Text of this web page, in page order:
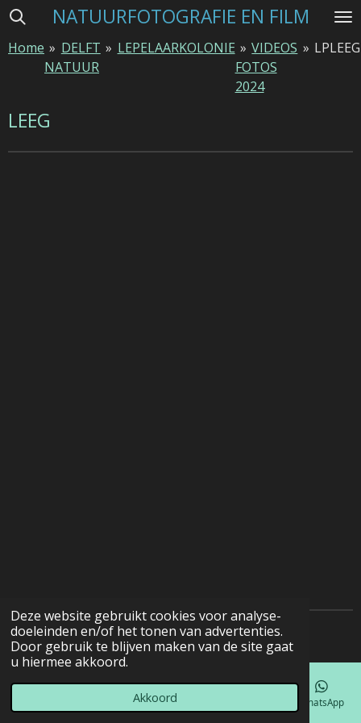
Deze website gebruikt cookies voor analyse-
doeleinden en/of het tonen van advertenties.
Door gebruik te blijven maken van de site gaat
u hiermee akkoord.
Akkoord
Ga
naar
NATUURFOTOGRAFIE EN FILM
Home » DELFT
NATUUR
» LEPELAARKOLONIE » VIDEOS
FOTOS
2024
» LPLEEG
LEEG
© 2022 - 2026 Natuurfotografie
Telefoonnummer WhatsApp